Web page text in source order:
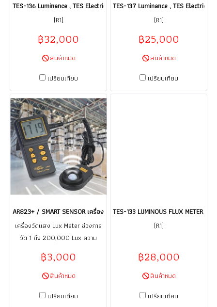
TES-136 Luminance , TES Electrical Electronic เครื่องมือวัดและทดสอบ / ร
(R1)
฿32,000
สินค้าหมด
เปรียบเทียบ
TES-137 Luminance , TES
(R1)
฿25,000
สินค้าหมด
เปรียบเทียบ
AR823+ / SMART SENSOR เครื่องวัดแสง LUX METER / ราคา
เครื่องวัดแสง Lux Meter ช่วงการ
วัด 1 ถึง 200,000 Lux ความ
฿3,000
สินค้าหมด
เปรียบเทียบ
TES-133 LUMINOUS FLUX METER เ
(R1)
฿28,000
สินค้าหมด
เปรียบเทียบ